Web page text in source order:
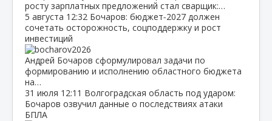
росту зарплатных предложений стал сварщик:…
5 августа 12:32 Бочаров: бюджет‑2027 должен
сочетать осторожность, соцподдержку и рост
инвестиций
Андрей Бочаров сформулировал задачи по
формированию и исполнению областного бюджета
на…
31 июля 12:11 Волгоградская область под ударом:
Бочаров озвучил данные о последствиях атаки
БПЛА